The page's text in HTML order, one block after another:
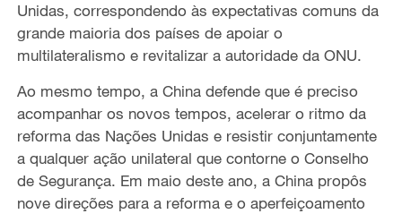
Unidas, correspondendo às expectativas comuns da
grande maioria dos países de apoiar o
multilateralismo e revitalizar a autoridade da ONU.
Ao mesmo tempo, a China defende que é preciso
acompanhar os novos tempos, acelerar o ritmo da
reforma das Nações Unidas e resistir conjuntamente
a qualquer ação unilateral que contorne o Conselho
de Segurança. Em maio deste ano, a China propôs
nove direções para a reforma e o aperfeiçoamento